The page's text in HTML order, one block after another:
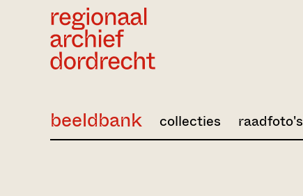
beeldbank collecties raadfoto's